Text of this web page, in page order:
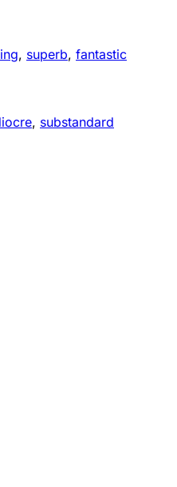
, superb, fantastic
, substandard